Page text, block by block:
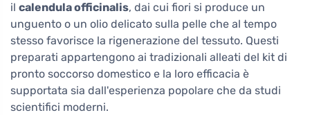
il calendula officinalis, dai cui fiori si produce un
unguento o un olio delicato sulla pelle che al tempo
stesso favorisce la rigenerazione del tessuto. Questi
preparati appartengono ai tradizionali alleati del kit di
pronto soccorso domestico e la loro efficacia è
supportata sia dall'esperienza popolare che da studi
scientifici moderni.